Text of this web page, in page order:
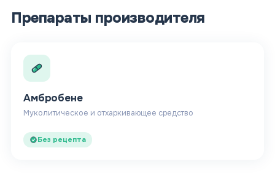
Препараты производителя
Амбробене
Муколитическое и отхаркивающее средство
Без рецепта